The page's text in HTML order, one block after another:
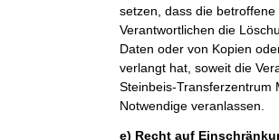
setzen, dass die
Verantwortlichen die
Daten oder von Kopien
verlangt hat, soweit die
Steinbeis-Transferzentrum
Notwendige veranlassen.
e) Recht auf